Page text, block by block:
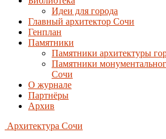
Идеи для города
Главный архитектор Сочи
Генплан
Памятники
Памятники архитектуры
Памятники
Сочи
О журнале
Партнёры
Архив
Архитектура Сочи